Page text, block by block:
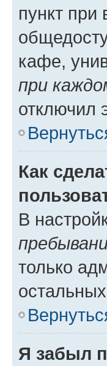
пункт
кафе,
при
отключил
Как
В
только
Я забыл